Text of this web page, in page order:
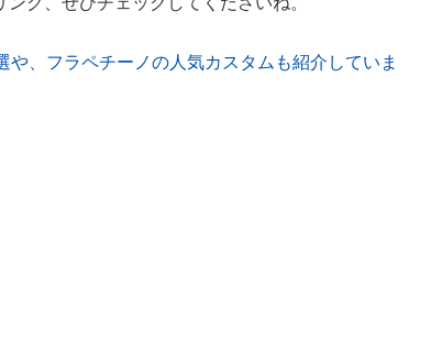
、フラペチーノの人気カスタムも紹介していま